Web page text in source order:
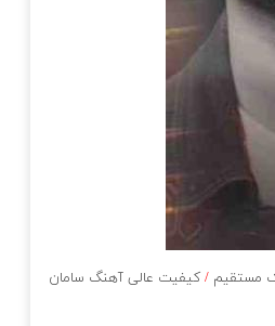
مستقیم /کیفیت عالی آهنگ سامان